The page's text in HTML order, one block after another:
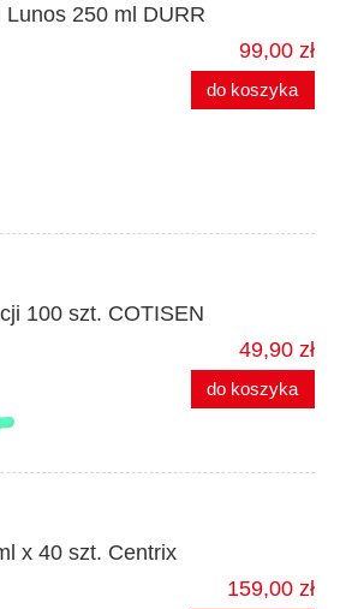
250 ml DURR
99,00 zł
do koszyka
100 szt. COTISEN
49,90 zł
do koszyka
x 40 szt. Centrix
159,00 zł